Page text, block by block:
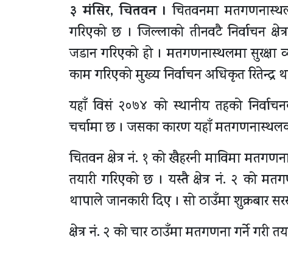
३ मंसिर, चितवन । चितवनमा
गरिएको छ । जिल्लाको तीनवटै निर्वाचन
जडान गरिएको हो । मतगणनास्थलमा सुरक्षा
काम गरिएको मुख्य निर्वाचन अधिकृत रितेन्द्र
यहाँ विसं २०७४ को स्थानीय तहको
चर्चामा छ । जसका कारण यहाँ
चितवन क्षेत्र नं. १ को खैहरनी माविमा
तयारी गरिएको छ । यस्तै क्षेत्र नं. २ को
थापाले जानकारी दिए । सो ठाउँमा शुक्रबार
क्षेत्र नं. २ को चार ठाउँमा मतगणना गर्ने गरी